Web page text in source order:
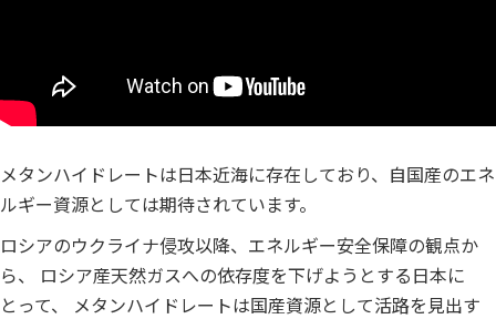
メタンハイドレートは日本近海に存在しており、自国産のエネ
ルギー資源としては期待されています。
ロシアのウクライナ侵攻以降、エネルギー安全保障の観点か
ら、 ロシア産天然ガスへの依存度を下げようとする日本に
とって、 メタンハイドレートは国産資源として活路を見出す